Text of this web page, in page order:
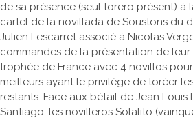
de sa présence (seul torero présent) à
cartel de la novillada de Soustons du
Julien Lescarret associé à Nicolas
commandes de la présentation de
trophée de France avec 4 novillos
meilleurs ayant le privilège de toréer
restants. Face aux bétail de Jean Louis
Santiago, les novilleros Solalito